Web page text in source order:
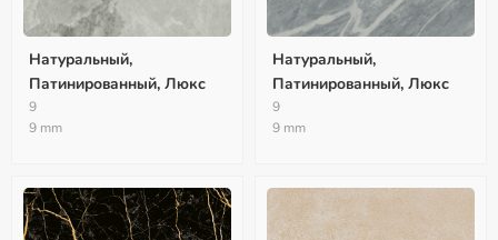
Натуральный,
Патинированный, Люкс
9
9 mm
Натуральный,
Патинированный, Люкс
9
9 mm